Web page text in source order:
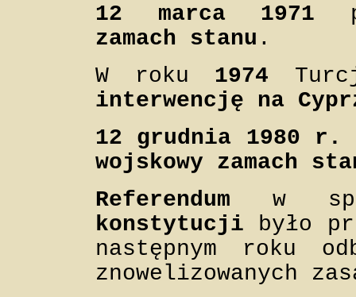
12 marca 1971
zamach stanu .
W roku 1974
interwencję na
12 grudnia 1980 r.
wojskowy zamach
Referendum w
konstytucji było
następnym roku
znowelizowanych